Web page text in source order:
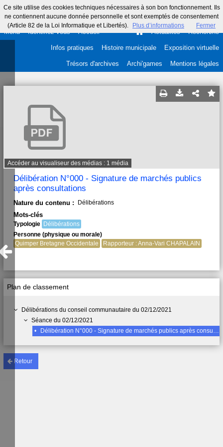
Ce site utilise des cookies techniques nécessaires à son bon fonctionnement. Ils
ne contiennent aucune donnée personnelle et sont exemptés de consentement
(Article 82 de la Loi Informatique et Libertés).
Plus d’informations Fermer
Menu Identifiez-vous Accueil Actualités Recherche
Infos pratiques Histoire municipale Exposition virtuelle
Trésors d'archives Archi'games Mentions légales
Retour
Plan de classement
Délibérations du conseil communautaire du 02/12/2021
Séance du 02/12/2021
•
Délibération N°000 - Signature de marchés publics après consultations
Accéder au visualiseur des médias : 1 média
Délibération N°000 - Signature de marchés publics
après consultations
Nature du contenu : Délibérations
Mots-clés
Typologie Délibérations
Personne (physique ou morale)
Quimper Bretagne Occidentale
Rapporteur : Anna-Vari CHAPALAIN